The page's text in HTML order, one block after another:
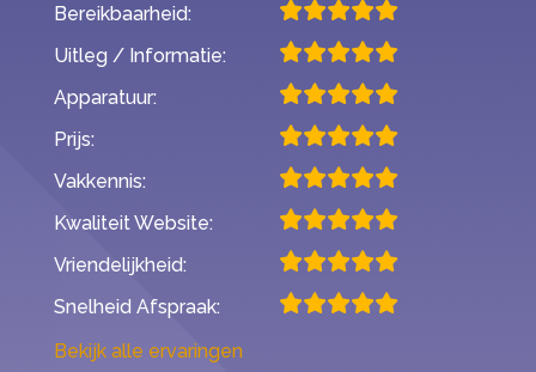
Bereikbaarheid:
Uitleg / Informatie:
Apparatuur:
Prijs:
Vakkennis:
Kwaliteit Website:
Vriendelijkheid:
Snelheid Afspraak:
Bekijk alle ervaringen